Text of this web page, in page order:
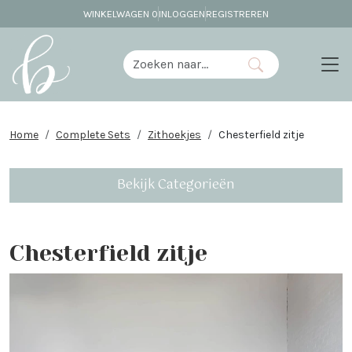
WINKELWAGEN 0 INLOGGEN REGISTREREN
Home Complete Sets Zithoekjes Chesterfield zitje
Bekijk Categorieën
Chesterfield zitje